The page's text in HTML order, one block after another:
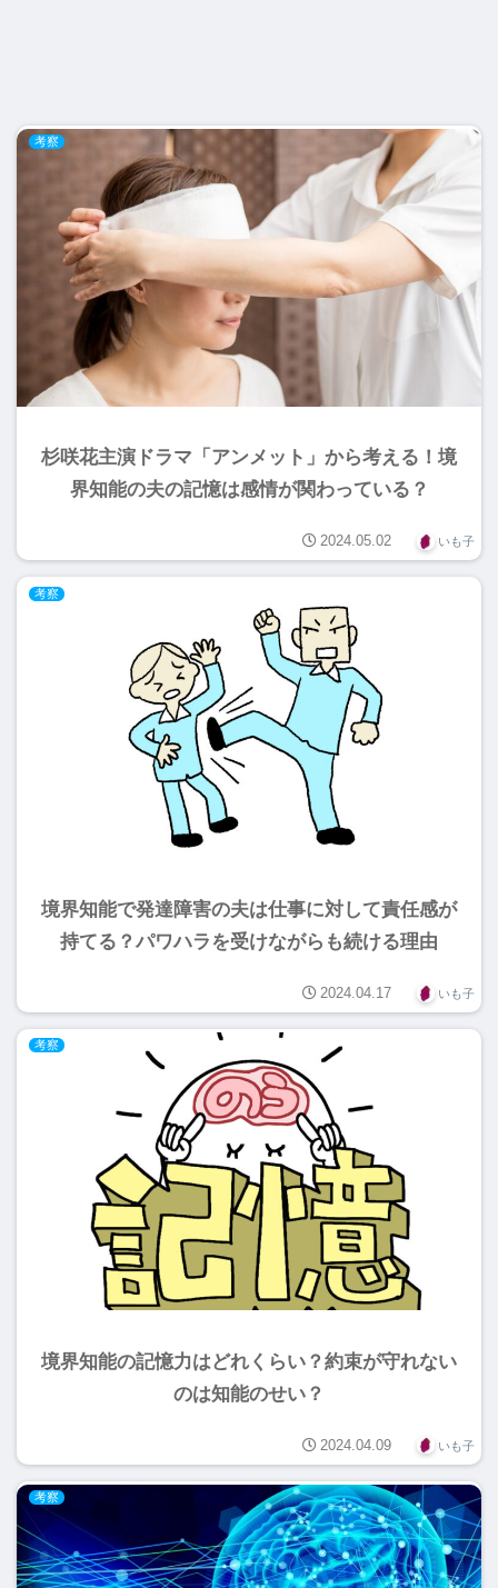
考察
杉咲花主演ドラマ「アンメット」から考える！境
界知能の夫の記憶は感情が関わっている？
2024.05.02 いも子
考察
境界知能で発達障害の夫は仕事に対して責任感が
持てる？パワハラを受けながらも続ける理由
2024.04.17 いも子
考察
境界知能の記憶力はどれくらい？約束が守れない
のは知能のせい？
2024.04.09 いも子
考察